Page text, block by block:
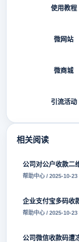
使用教程
微网站
微商城
引流活动
相关阅读
公司对公户收款二
帮助中心 / 2025-10-23
企业支付宝多码收
帮助中心 / 2025-10-23
公司微信收款码遭